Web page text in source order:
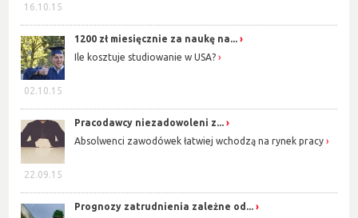
16.10.15
02.10.15
1200 zł miesięcznie za naukę na...
Ile kosztuje studiowanie w USA?
22.09.15
Pracodawcy niezadowoleni z...
Absolwenci zawodówek łatwiej wchodzą na rynek pracy
Prognozy zatrudnienia zależne od...